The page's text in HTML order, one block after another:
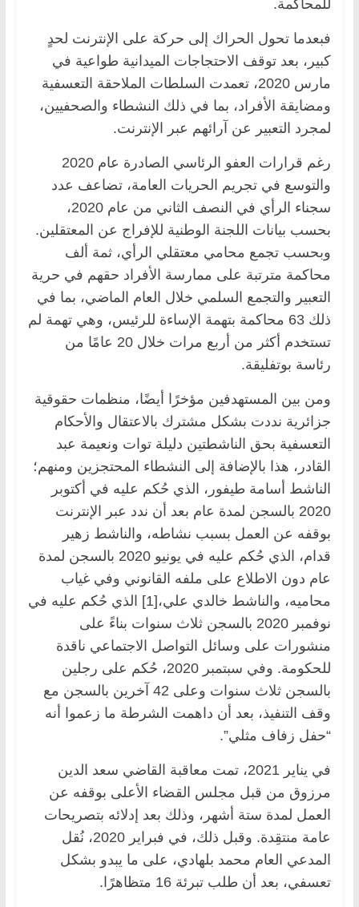
للمحاكمة.
فبعدما تحول الحراك إلى حركة على الإنترنت لحدٍ
كبير، بعد توقف الاحتجاجات الميدانية طواعية في
مارس 2020، تعمدت السلطات الملاحقة التعسفية
ومضايقة الأفراد، بما في ذلك النشطاء والصحفيين،
لمجرد التعبير عن آرائهم عبر الإنترنت.
رغم قرارات العفو الرئاسي الصادرة عام 2020
والتوسع في تجريم الحريات العامة، تضاعف عدد
سجناء الرأي في النصف الثاني من عام 2020،
بحسب بيانات اللجنة الوطنية للإفراج عن المعتقلين.
وبحسب تجمع محامي معتقلي الرأي، ثمة ألف
محاكمة مترتبة على ممارسة الأفراد حقهم في حرية
التعبير والتجمع السلمي خلال العام الماضي، بما في
ذلك 63 محاكمة بتهمة الإساءة للرئيس، وهي تهمة لم
تستخدم أكثر من أربع مرات خلال 20 عامًا من
رئاسة بوتفليقة.
ومن بين المستهدفين مؤخرًا أيضًا، منظمات حقوقية
جزائرية نددت بشكل مشترك بالاعتقال والأحكام
التعسفية بحق الناشطتين دليلة توات ونعيمة عبد
القادر، هذا بالإضافة إلى النشطاء المحتجزين ومنهم؛
الناشط أسامة طيفور، الذي حُكم عليه في أكتوبر
2020 بالسجن لمدة عام بعد أن ندد عبر الإنترنت
بوقفه عن العمل بسبب نشاطه، والناشط زهير
قدام، الذي حُكم عليه في يونيو 2020 بالسجن لمدة
عام دون الاطلاع على ملفه القانوني وفي غياب
محاميه، والناشط خالدي علي،[1] الذي حُكم عليه في
نوفمبر 2020 بالسجن ثلاث سنوات بناءً على
منشورات على وسائل التواصل الاجتماعي ناقدة
للحكومة. وفي سبتمبر 2020، حُكم على رجلين
بالسجن ثلاث سنوات وعلى 42 آخرين بالسجن مع
وقف التنفيذ، بعد أن داهمت الشرطة ما زعموا أنه
“حفل زفاف مثلي”.
في يناير 2021، تمت معاقبة القاضي سعد الدين
مرزوق من قبل مجلس القضاء الأعلى بوقفه عن
العمل لمدة ستة أشهر، وذلك بعد إدلائه بتصريحات
عامة منتقِدة. وقبل ذلك، في فبراير 2020، نُقل
المدعي العام محمد بلهادي، على ما يبدو بشكل
تعسفي، بعد أن طلب تبرئة 16 متظاهرًا.